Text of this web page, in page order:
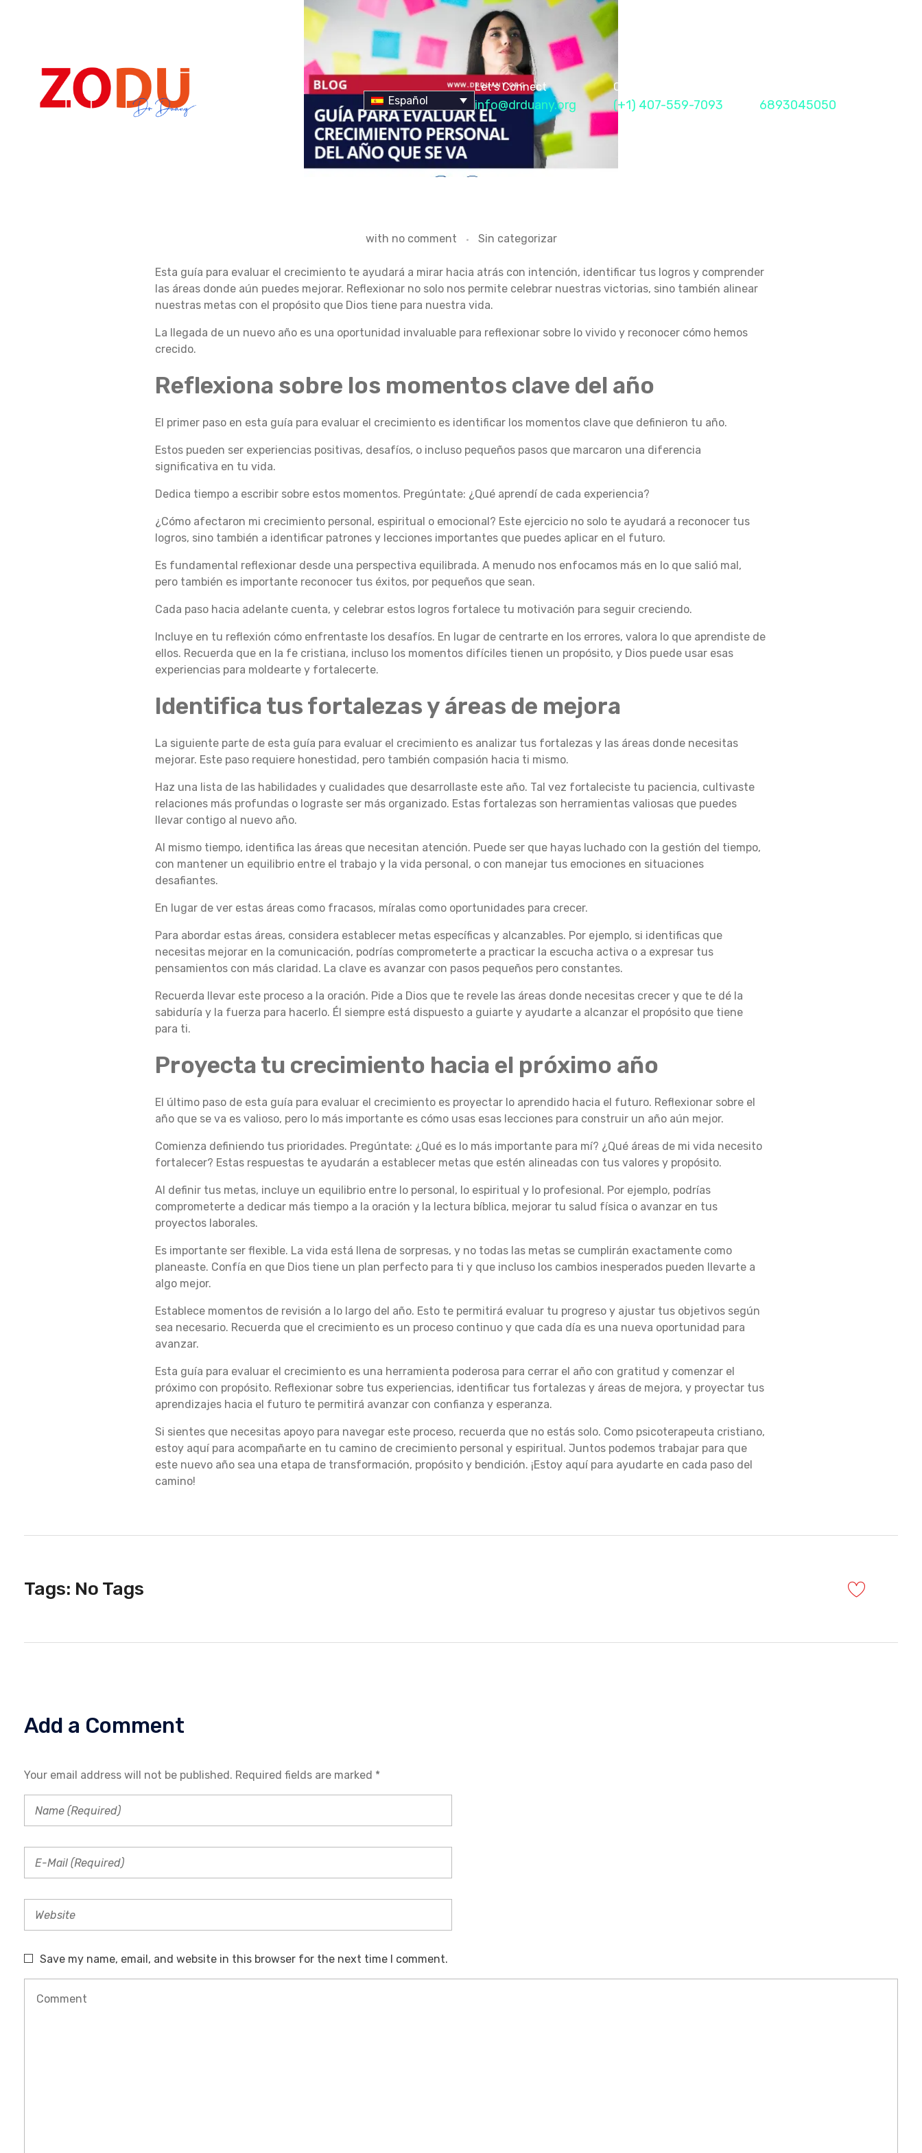
Español
Let's Connect
info@drduany.org
Call Me Now
(+1) 407-559-7093 6893045050
U
Í
A
P
A
R
A
E
V
A
L
U
A
R
E
L
C
R
E
C
I
M
I
E
N
O
E
R
S
O
N
A
with no comment Sin categorizar
Esta guía para evaluar el crecimiento te ayudará a mirar hacia atrás con intención, identificar tus logros y comprender
las áreas donde aún puedes mejorar. Reflexionar no solo nos permite celebrar nuestras victorias, sino también alinear
nuestras metas con el propósito que Dios tiene para nuestra vida.
La llegada de un nuevo año es una oportunidad invaluable para reflexionar sobre lo vivido y reconocer cómo hemos
crecido.
Reflexiona sobre los momentos clave del año
El primer paso en esta guía para evaluar el crecimiento es identificar los momentos clave que definieron tu año.
Estos pueden ser experiencias positivas, desafíos, o incluso pequeños pasos que marcaron una diferencia
significativa en tu vida.
Dedica tiempo a escribir sobre estos momentos. Pregúntate: ¿Qué aprendí de cada experiencia?
¿Cómo afectaron mi crecimiento personal, espiritual o emocional? Este ejercicio no solo te ayudará a reconocer tus
logros, sino también a identificar patrones y lecciones importantes que puedes aplicar en el futuro.
Es fundamental reflexionar desde una perspectiva equilibrada. A menudo nos enfocamos más en lo que salió mal,
pero también es importante reconocer tus éxitos, por pequeños que sean.
Cada paso hacia adelante cuenta, y celebrar estos logros fortalece tu motivación para seguir creciendo.
Incluye en tu reflexión cómo enfrentaste los desafíos. En lugar de centrarte en los errores, valora lo que aprendiste de
ellos. Recuerda que en la fe cristiana, incluso los momentos difíciles tienen un propósito, y Dios puede usar esas
experiencias para moldearte y fortalecerte.
Identifica tus fortalezas y áreas de mejora
La siguiente parte de esta guía para evaluar el crecimiento es analizar tus fortalezas y las áreas donde necesitas
mejorar. Este paso requiere honestidad, pero también compasión hacia ti mismo.
Haz una lista de las habilidades y cualidades que desarrollaste este año. Tal vez fortaleciste tu paciencia, cultivaste
relaciones más profundas o lograste ser más organizado. Estas fortalezas son herramientas valiosas que puedes
llevar contigo al nuevo año.
Al mismo tiempo, identifica las áreas que necesitan atención. Puede ser que hayas luchado con la gestión del tiempo,
con mantener un equilibrio entre el trabajo y la vida personal, o con manejar tus emociones en situaciones
desafiantes.
En lugar de ver estas áreas como fracasos, míralas como oportunidades para crecer.
Para abordar estas áreas, considera establecer metas específicas y alcanzables. Por ejemplo, si identificas que
necesitas mejorar en la comunicación, podrías comprometerte a practicar la escucha activa o a expresar tus
pensamientos con más claridad. La clave es avanzar con pasos pequeños pero constantes.
Recuerda llevar este proceso a la oración. Pide a Dios que te revele las áreas donde necesitas crecer y que te dé la
sabiduría y la fuerza para hacerlo. Él siempre está dispuesto a guiarte y ayudarte a alcanzar el propósito que tiene
para ti.
Proyecta tu crecimiento hacia el próximo año
El último paso de esta guía para evaluar el crecimiento es proyectar lo aprendido hacia el futuro. Reflexionar sobre el
año que se va es valioso, pero lo más importante es cómo usas esas lecciones para construir un año aún mejor.
Comienza definiendo tus prioridades. Pregúntate: ¿Qué es lo más importante para mí? ¿Qué áreas de mi vida necesito
fortalecer? Estas respuestas te ayudarán a establecer metas que estén alineadas con tus valores y propósito.
Al definir tus metas, incluye un equilibrio entre lo personal, lo espiritual y lo profesional. Por ejemplo, podrías
comprometerte a dedicar más tiempo a la oración y la lectura bíblica, mejorar tu salud física o avanzar en tus
proyectos laborales.
Es importante ser flexible. La vida está llena de sorpresas, y no todas las metas se cumplirán exactamente como
planeaste. Confía en que Dios tiene un plan perfecto para ti y que incluso los cambios inesperados pueden llevarte a
algo mejor.
Establece momentos de revisión a lo largo del año. Esto te permitirá evaluar tu progreso y ajustar tus objetivos según
sea necesario. Recuerda que el crecimiento es un proceso continuo y que cada día es una nueva oportunidad para
avanzar.
Esta guía para evaluar el crecimiento es una herramienta poderosa para cerrar el año con gratitud y comenzar el
próximo con propósito. Reflexionar sobre tus experiencias, identificar tus fortalezas y áreas de mejora, y proyectar tus
aprendizajes hacia el futuro te permitirá avanzar con confianza y esperanza.
Si sientes que necesitas apoyo para navegar este proceso, recuerda que no estás solo. Como psicoterapeuta cristiano,
estoy aquí para acompañarte en tu camino de crecimiento personal y espiritual. Juntos podemos trabajar para que
este nuevo año sea una etapa de transformación, propósito y bendición. ¡Estoy aquí para ayudarte en cada paso del
camino!
Tags: No Tags
Add a Comment
Your email address will not be published. Required fields are marked *
Save my name, email, and website in this browser for the next time I comment.